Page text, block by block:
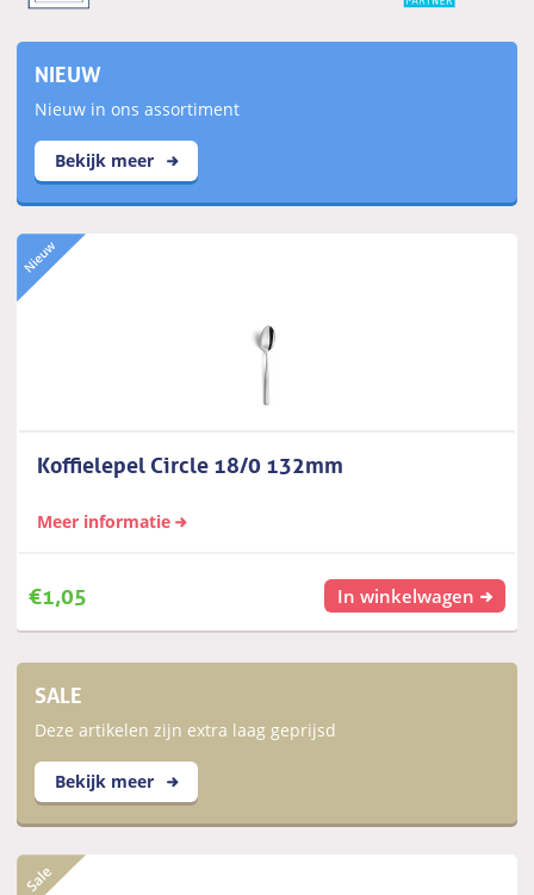
NIEUW
Nieuw in ons assortiment
Bekijk meer
Koffielepel Circle 18/0 132mm
Meer informatie
€1,05 In winkelwagen
SALE
Deze artikelen zijn extra laag geprijsd
Bekijk meer